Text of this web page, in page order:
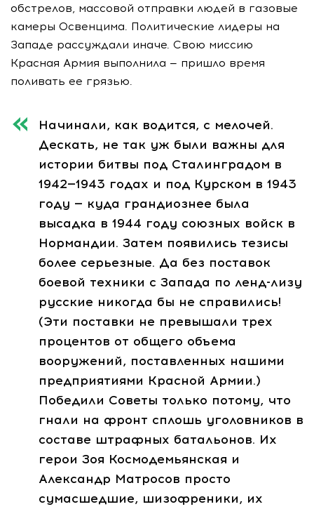
обстрелов, массовой отправки людей в газовые
камеры Освенцима. Политические лидеры на
Западе рассуждали иначе. Свою миссию
Красная Армия выполнила — пришло время
поливать ее грязью.
Начинали, как водится, с мелочей.
Дескать, не так уж были важны для
истории битвы под Сталинградом в
1942—1943 годах и под Курском в 1943
году — куда грандиознее была
высадка в 1944 году союзных войск в
Нормандии. Затем появились тезисы
более серьезные. Да без поставок
боевой техники с Запада по ленд-лизу
русские никогда бы не справились!
(Эти поставки не превышали трех
процентов от общего объема
вооружений, поставленных нашими
предприятиями Красной Армии.)
Победили Советы только потому, что
гнали на фронт сплошь уголовников в
составе штрафных батальонов. Их
герои Зоя Космодемьянская и
Александр Матросов просто
сумасшедшие, шизофреники, их